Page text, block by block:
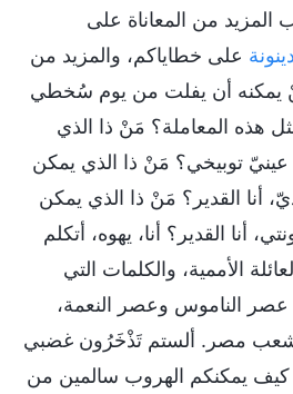
من المعاناة على
على خطاياكم، والمزيد من
يمكنه أن يفلت من يوم سُخطي
هذه المعاملة؟ مَنْ ذا الذي
توبيخي؟ مَنْ ذا الذي يمكن
أنا القدير؟ مَنْ ذا الذي يمكن
أنا القدير؟ أنا، يهوه، أتكلم
الأممية، والكلمات التي
عصر الناموس وعصر النعمة،
مصر. ألستم تَذْخَرُون غضبي
يمكنكم الهروب سالمين من